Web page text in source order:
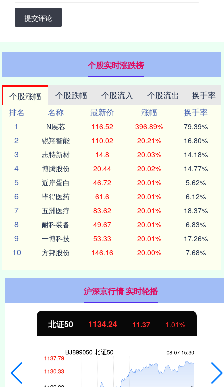
提交评论
个股实时涨跌榜
个股涨幅 个股跌幅 个股流入 个股流出
换手率
排名
名称 最新价 涨幅
换手率
1
N展芯 116.52 396.89% 79.39%
2 锐翔智能 110.02 20.21% 16.80%
3 志特新材 14.8 20.03% 14.18%
4 博腾股份 20.44 20.02% 14.77%
5 近岸蛋白 46.72 20.01% 5.62%
6 毕得医药 61.6 20.01% 6.12%
7 五洲医疗 83.62 20.01% 18.37%
8 耐科装备 49.67 20.01% 6.83%
9 一博科技 53.33 20.01% 17.26%
10 方邦股份 146.16 20.00% 7.68%
沪深京行情 实时轮播
北证50 1134.24 11.37 1.01%